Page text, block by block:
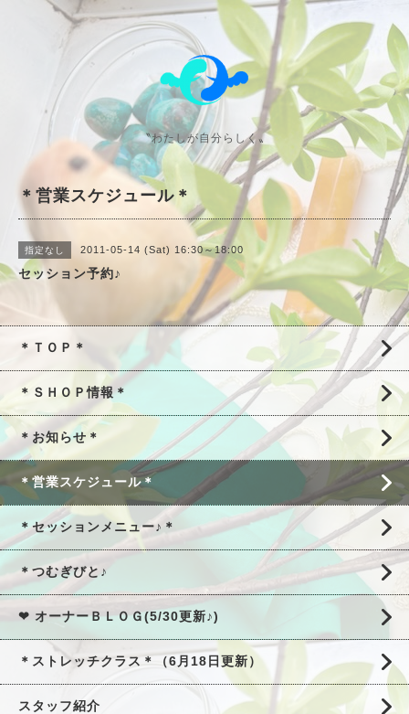
〝わたしが自分らしく〟
＊営業スケジュール＊
指定なし 2011-05-14 (Sat) 16:30～18:00
セッション予約♪
＊ＴＯＰ＊
＊ＳＨＯＰ情報＊
＊お知らせ＊
＊営業スケジュール＊
＊セッションメニュー♪＊
＊つむぎびと♪
❤ オーナーＢＬＯＧ(5/30更新♪)
＊ストレッチクラス＊（6月18日更新）
スタッフ紹介